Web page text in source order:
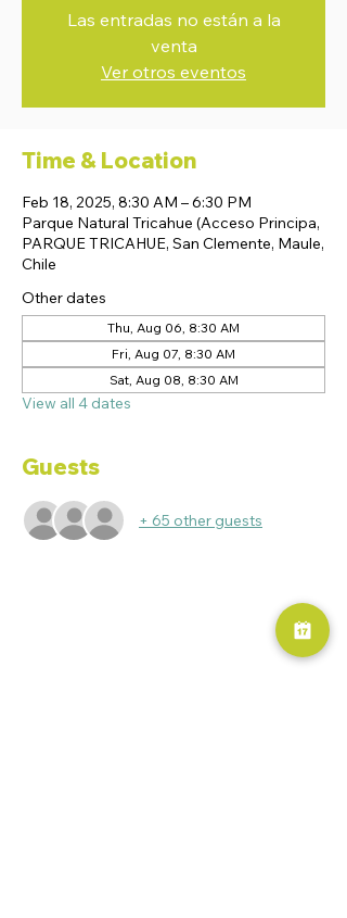
Las entradas no están a la
venta
Ver otros eventos
Time & Location
Feb 18, 2025, 8:30 AM – 6:30 PM
Parque Natural Tricahue (Acceso Principa,
PARQUE TRICAHUE, San Clemente, Maule,
Chile
Other dates
Thu, Aug 06, 8:30 AM
Fri, Aug 07, 8:30 AM
Sat, Aug 08, 8:30 AM
View all 4 dates
Guests
+ 65 other guests